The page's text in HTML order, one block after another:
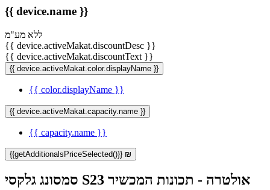
{{ device.name }}
ללא מע"מ
{{ device.activeMakat.discountDesc }}
{{ device.activeMakat.discountText }}
{{ device.activeMakat.color.displayName }}
{{ color.displayName }}
{{ device.activeMakat.capacity.name }}
{{ capacity.name }}
{{getAdditionalsPriceSelected()}} ₪
סמסונג גלקסי S23 אולטרה - תכונות המכשיר